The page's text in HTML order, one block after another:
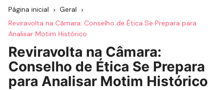
Página inicial
Geral
Reviravolta na Câmara: Conselho de Ética Se Prepara para
Analisar Motim Histórico
Reviravolta na Câmara:
Conselho de Ética Se Prepara
para Analisar Motim Histórico